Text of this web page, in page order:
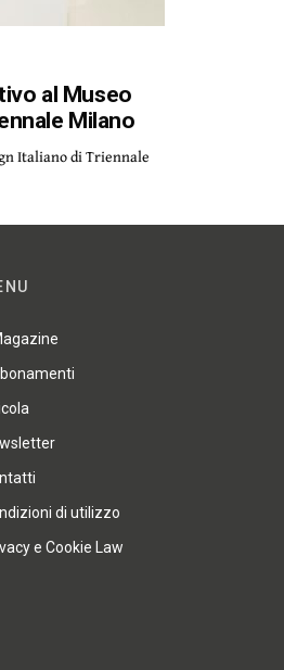
al Museo
Milano
Italiano di Triennale
di utilizzo
e Cookie Law